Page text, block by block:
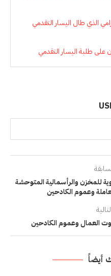
الذي طال اليسار التقدمي
طلبة اليسار التقدمي
للمخزن والرأسمالية المتوحشة
وعموم الكادحين
أيضاً